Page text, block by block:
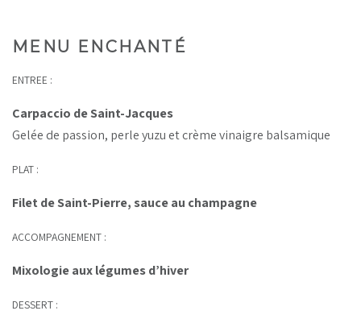
MENU ENCHANTÉ
ENTREE :
Carpaccio de Saint-Jacques
Gelée de passion, perle yuzu et crème vinaigre balsamique
PLAT :
Filet de Saint-Pierre, sauce au champagne
ACCOMPAGNEMENT :
Mixologie aux légumes d’hiver
DESSERT :